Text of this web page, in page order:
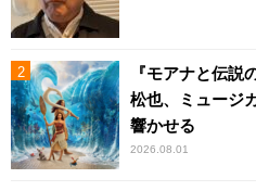
『モアナと伝
松也、ミュージ
響かせる
2026.08.01